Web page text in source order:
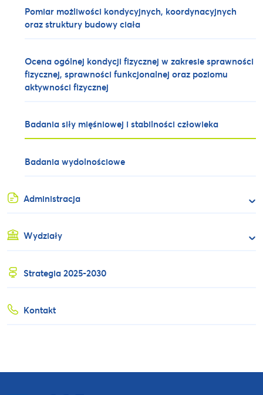
Pomiar możliwości kondycyjnych, koordynacyjnych
oraz struktury budowy ciała
Ocena ogólnej kondycji fizycznej w zakresie sprawności
fizycznej, sprawności funkcjonalnej oraz poziomu
aktywności fizycznej
Badania siły mięśniowej i stabilności człowieka
Badania wydolnościowe
Administracja
Wydziały
Strategia 2025-2030
Kontakt